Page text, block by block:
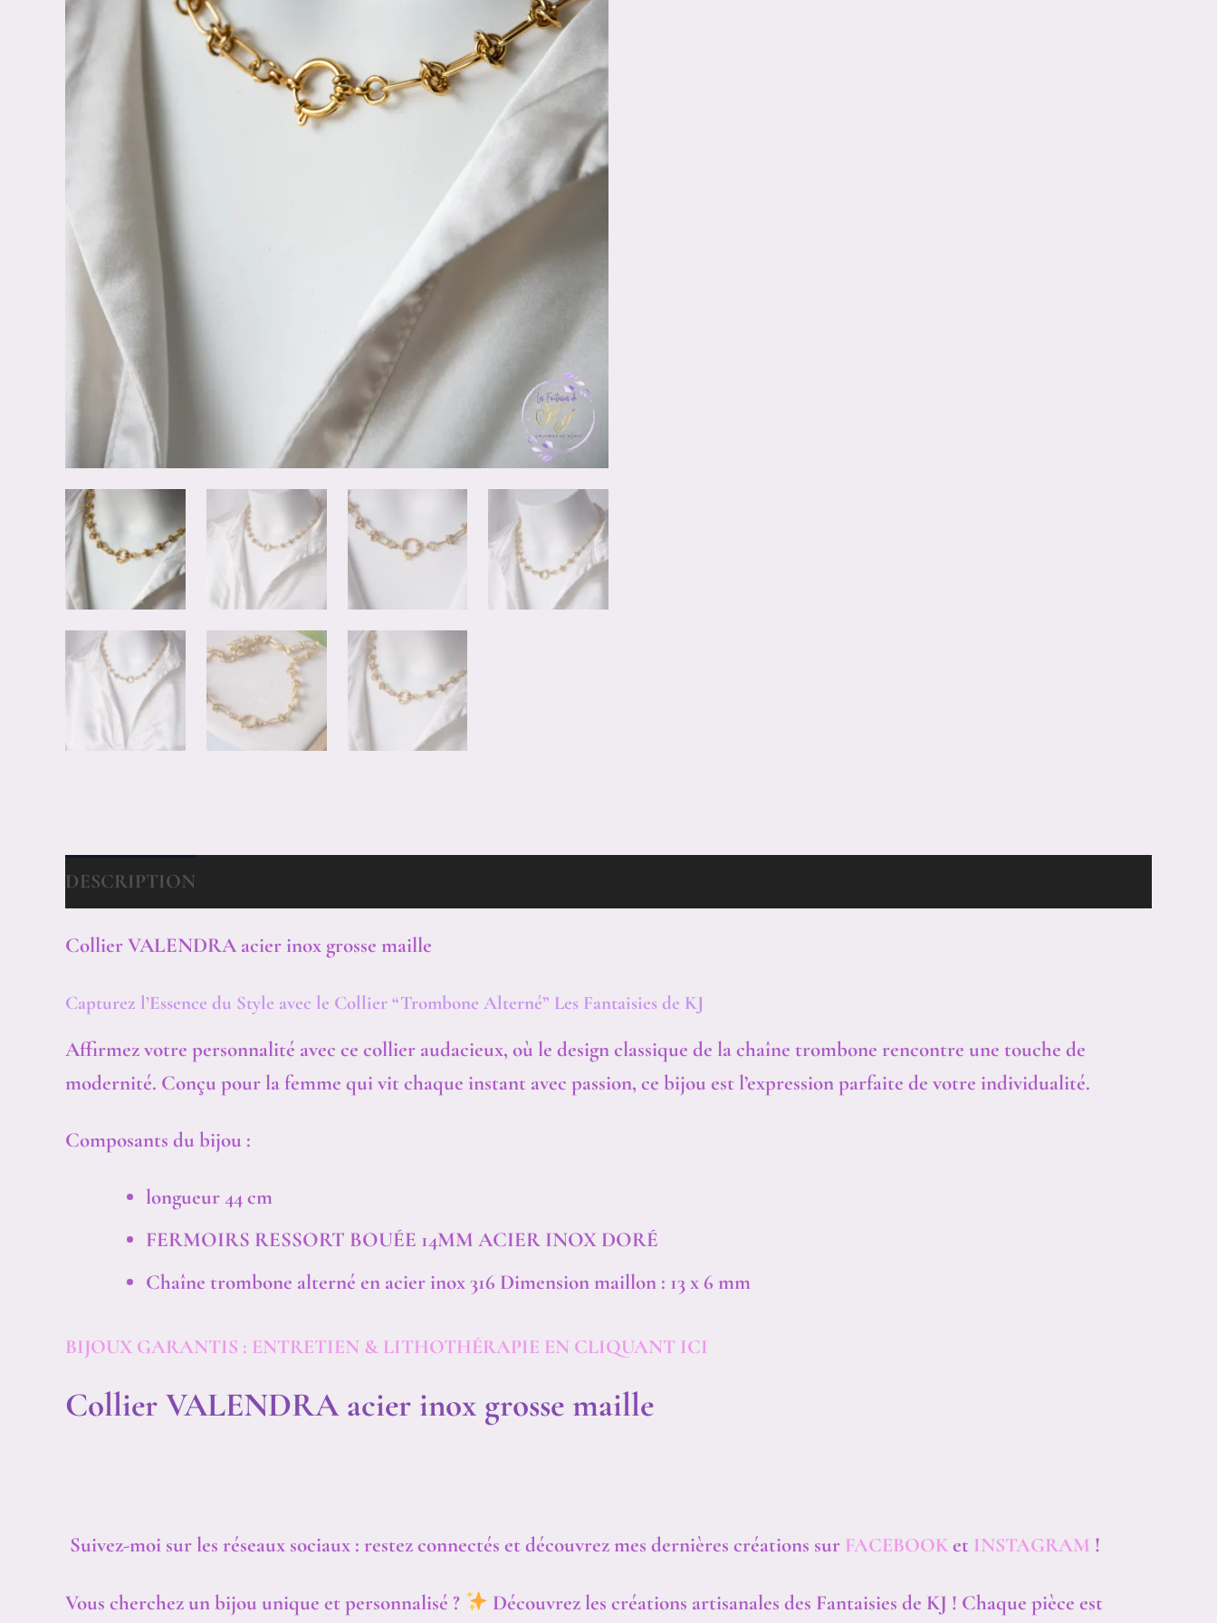
DESCRIPTION
Collier VALENDRA acier inox grosse maille
Capturez l’Essence du Style avec le Collier “Trombone Alterné” Les Fantaisies de KJ
Affirmez votre personnalité avec ce collier audacieux, où le design classique de la chaîne trombone rencontre une touche de
modernité. Conçu pour la femme qui vit chaque instant avec passion, ce bijou est l’expression parfaite de votre individualité.
Composants du bijou :
longueur 44 cm
FERMOIRS RESSORT BOUÉE 14MM ACIER INOX DORÉ
Chaîne trombone alterné en acier inox 316 Dimension maillon : 13 x 6 mm
BIJOUX GARANTIS : ENTRETIEN & LITHOTHÉRAPIE EN CLIQUANT ICI
Collier VALENDRA acier inox grosse maille
Suivez-moi sur les réseaux sociaux : restez connectés et découvrez mes dernières créations sur FACEBOOKet INSTAGRAM !
Vous cherchez un bijou unique et personnalisé ? Découvrez les créations artisanales des Fantaisies de KJ ! Chaque pièce est